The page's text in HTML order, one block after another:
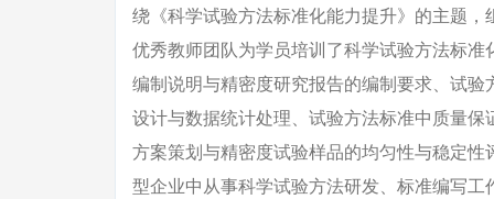
绕《科学试验方法标准化能力提升》的主题
优秀教师团队为学员培训了科学试验方法标
编制说明与精密度研究报告的编制要求、试
设计与数据统计处理、试验方法标准中质量
方案策划与精密度试验样品的均匀性与稳定
型企业中从事科学试验方法研发、标准编写